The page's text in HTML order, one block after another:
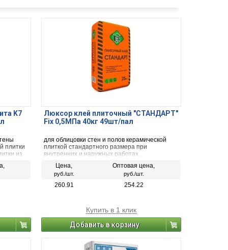
K7
плитки
из
Люксор клей плиточный "СТАНДАРТ"
Fix 0,5МПа 40кг 49шт/пал
для облицовки стен и полов керамической
плиткой стандартного размера при
внутренних и наружных работах.
Цена,
руб./шт.
Оптовая цена,
руб./шт.
260.91 254.22
Купить в 1 клик
Добавить в корзину